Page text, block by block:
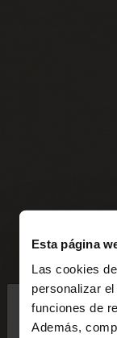
Esta página
Las cookies
personalizar
funciones de
Además,
hola